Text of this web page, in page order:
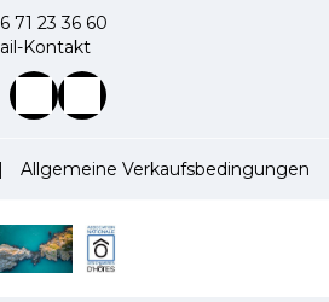
71 23 36 60
Kontakt
| Allgemeine Verkaufsbedingungen